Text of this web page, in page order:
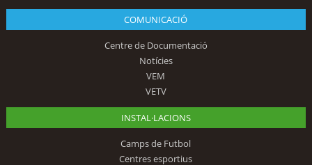
COMUNICACIÓ
Centre de Documentació
Notícies
VEM
VETV
INSTAL·LACIONS
Camps de Futbol
Centres esportius